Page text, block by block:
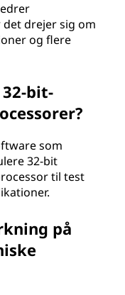
drejer sig om
og flere
bit-
som
32-bit
til test
på